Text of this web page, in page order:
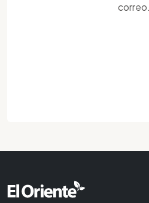
correo.